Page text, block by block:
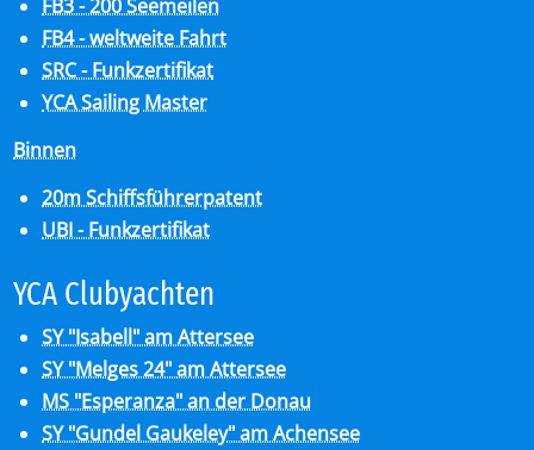
FB3 - 200 Seemeilen
FB4 - weltweite Fahrt
SRC - Funkzertifikat
YCA Sailing Master
Binnen
20m Schiffsführerpatent
UBI - Funkzertifikat
YCA Club­y­ach­ten
SY "Isabell" am Attersee
SY "Melges 24" am Attersee
MS "Esperanza" an der Donau
SY "Gundel Gaukeley" am Achensee